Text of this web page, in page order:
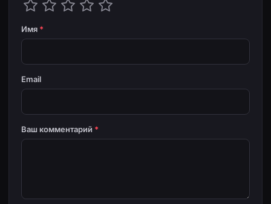
Имя *
Email
Ваш комментарий *